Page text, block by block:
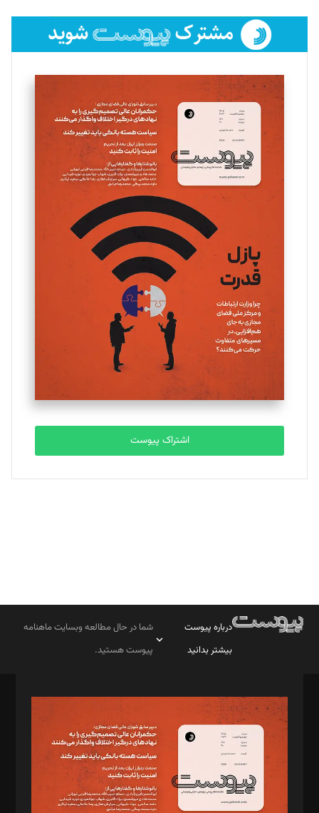
فائزه فتحی رستمی
تحریریه
سروش کرمیان
تحریریه
مینا پاکدل
یسنا امان‌پور
تحریریه
ملینا جعفری
تحریریه
مصطفی مسجدی آرانی
تحریریه
بابک نقاش
تحریریه
اشتراک پیوست
درباره پیوست
بیشتر بدانید
شما در حال مطالعه وبسایت ماهنامه
پیوست هستید.
مدیر مسئول: محمدباقر اثنی‌عشری
سردبیر: مهرک محمودی
دبیر تحریریه: میثم قاسمی
د‌بیر ناداستان: سمانه سمیع
د‌بیر خدمت و تجارت: ابوالفضل رجبی
د‌بیر حقوق فناوری: حسام‌الدین ایپکچی